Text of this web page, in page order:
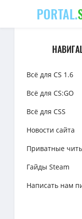
PORTAL.
Всё для CS 1.6
Всё для CS:GO
Всё для CSS
Новости сайта
Приватные
Гайды Steam
Написать нам